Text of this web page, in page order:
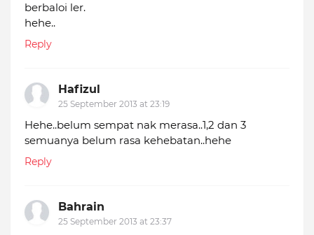
berbaloi ler.
hehe..
Reply
Hafizul
25 September 2013 at 23:19
Hehe..belum sempat nak merasa..1,2 dan 3
semuanya belum rasa kehebatan..hehe
Reply
Bahrain
25 September 2013 at 23:37